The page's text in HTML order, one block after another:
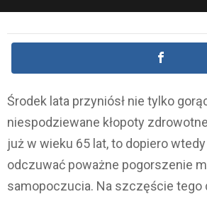
Środek lata przyniósł nie tylko
niespodziewane kłopoty
już w wieku 65 lat, to dopiero
odczuwać poważne pogorszenie
samopoczucia. Na szczęście tego